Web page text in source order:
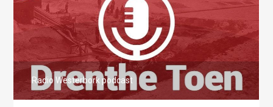
Radio Westerbork podcast